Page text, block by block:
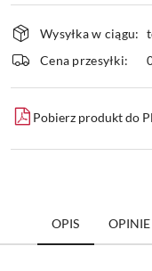
Dostępność
i
dostawa
Wysyłka w ciągu:
Cena przesyłki:
Pobierz produkt do
OPIS